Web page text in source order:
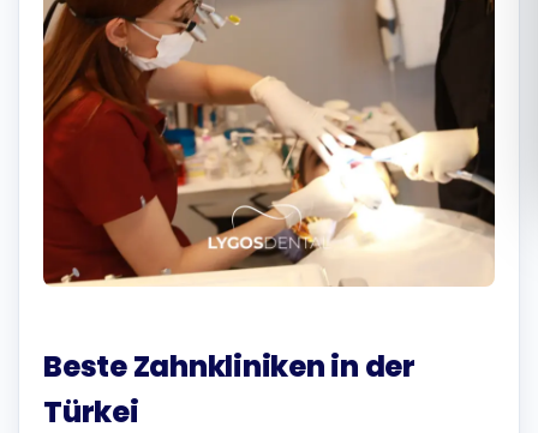
Română
Beste Zahnkliniken in der
Türkei